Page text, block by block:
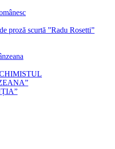
proză scurtă ”Radu Rosetti”